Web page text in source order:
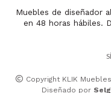
Muebles de diseñador
en 48 horas hábiles.
Copyright KLIK
Diseñado por